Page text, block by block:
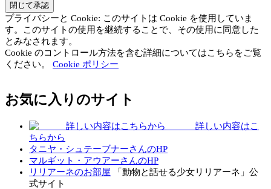
プライバシーと Cookie: このサイトは Cookie を使用していま
す。このサイトの使用を継続することで、その使用に同意した
とみなされます。
Cookie のコントロール方法を含む詳細についてはこちらをご覧
ください。 Cookie ポリシー
お気に入りのサイト
詳しい内容はこ
ちらから
タニヤ・シュテーブナーさんのHP
マルギット・アウアーさんのHP
リリアーネのお部屋 「動物と話せる少女リリアーネ」公
式サイト